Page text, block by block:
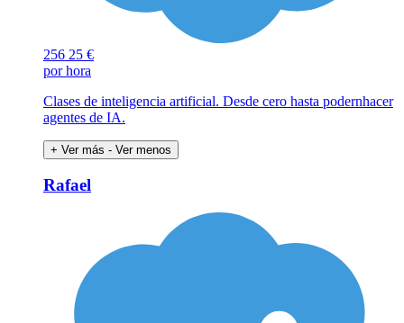
256 25 €
por hora
Clases de inteligencia artificial. Desde cero hasta podernhacer
agentes de IA.
+ Ver más - Ver menos
Rafael